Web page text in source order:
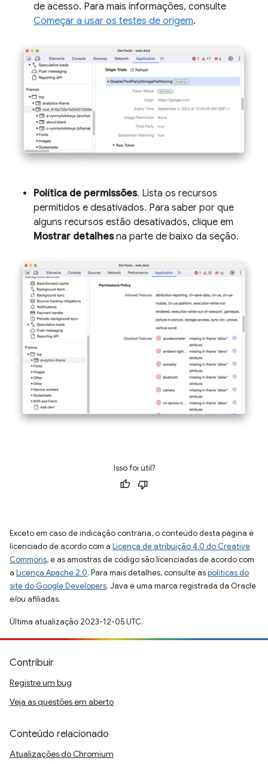
de acesso. Para mais informações, consulte
Começar a usar os testes de origem.
Política de permissões. Lista os recursos
permitidos e desativados. Para saber por que
alguns recursos estão desativados, clique em
Mostrar detalhesna parte de baixo da seção.
Isso foi útil?
Exceto em caso de indicação contrária, o conteúdo desta página é
licenciado de acordo com a Licença de atribuição 4.0 do Creative
Commons, e as amostras de código são licenciadas de acordo com
a Licença Apache 2.0. Para mais detalhes, consulte aspolíticas do
site do Google Developers. Java é uma marca registrada da Oracle
e/ou afiliadas.
Última atualização 2023-12-05 UTC.
Contribuir
Registre um bug
Veja as questões em aberto
Conteúdo relacionado
Atualizações do Chromium